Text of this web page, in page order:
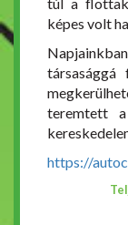
túl a
képes volt
teremtett a
https://